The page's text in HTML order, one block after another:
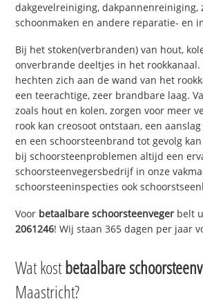
dakgevelreiniging, dakpannenreiniging,
schoonmaken en andere reparatie- en
Bij het stoken(verbranden) van hout,
onverbrande deeltjes in het rookkanaal.
hechten zich aan de wand van het
een teerachtige, zeer brandbare laag.
zoals hout en kolen, zorgen voor meer
rook kan creosoot ontstaan, een
en een schoorsteenbrand tot gevolg
bij schoorsteenproblemen altijd een
schoorsteenvegersbedrijf in onze
schoorsteeninspecties ook
Voor betaalbare schoorsteenveger belt
2061246! Wij staan 365 dagen per jaar
Wat kostbetaalbare
Maastricht?